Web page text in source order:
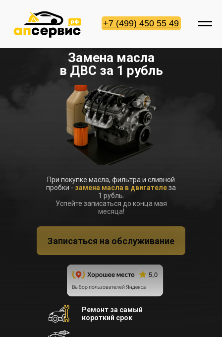
+7 (499) 450 55 49
Замена масла
в ДВС за 1 рубль
При покупке масла, фильтра и сливной
пробки - замена масла в двигателеза
1 рубль.
Успейте записаться до конца мая
месяца!
Ремонт за самый
короткий срок
Записаться на обслуживание